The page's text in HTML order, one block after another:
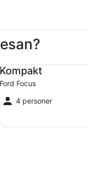
Kompakt
Ford Focus
4 personer
Ford Focus